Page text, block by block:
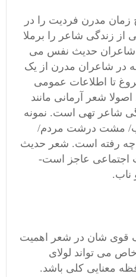
زمان مدرن فردیت را در
از زندگی شاعر را برملا
شاعران حدیث نفس می
در شاعران مدرن از یک
تا اطلاعات عمومی
شعر آرمانی مانند
شاعر تهی است. نمونه
مشت درشت مردم/
چه رفته است. شعر حدیث
عاجز است-
ناب.
قوی شان در شعر اهمیت
می تواند لولای
معنایی کلی باشد.